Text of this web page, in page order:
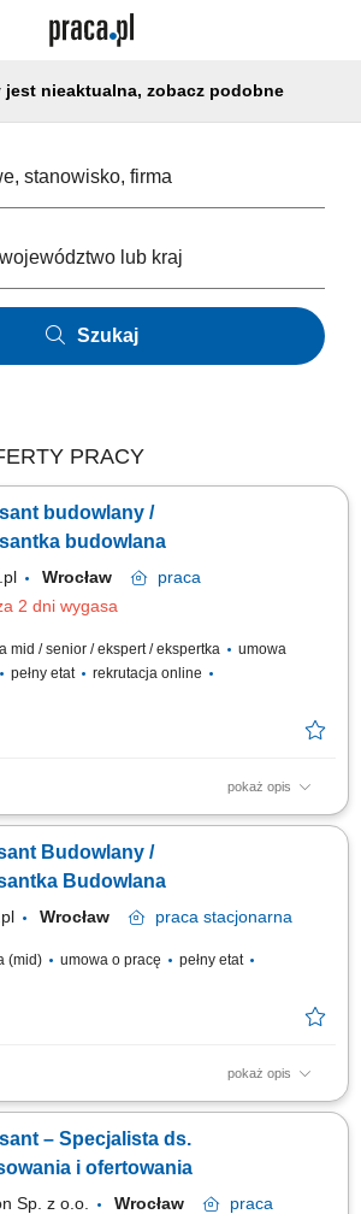
jest nieaktualna, zobacz podobne
Szukaj
PRACY
budowlany /
budowlana
Wrocław
praca
2 dni wygasa
mid / senior / ekspert / ekspertka
umowa
pełny etat
rekrutacja online
pokaż opis
i kalkulacji dla inwestycji budowlanych na
przetargowej. Analiza przedmiarów robót i
planowanych realizacji. Pozyskiwanie oraz
Budowlany /
Budowlana
Wrocław praca stacjonarna
(mid) umowa o pracę
pełny etat
pokaż opis
ofertowych, inwestorskich i wykonawczych na
stawek roboczogodziny oraz pracy
oraz weryfikowanie zgodności
zakresem zadań na budowie.
i...
– Specjalista ds.
kosztorysowania i ofertowania
Sp. z o.o. Wrocław
praca